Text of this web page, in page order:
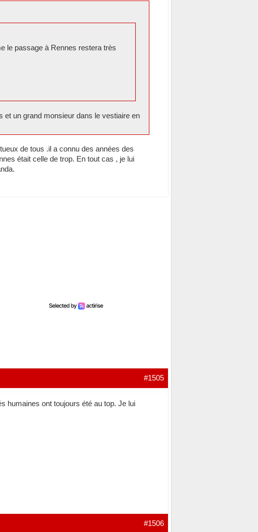
le passage à Rennes restera très
et un grand monsieur dans le vestiaire en
de tous .il a connu des années des
était celle de trop. En tout cas , je lui
#1505
humaines ont toujours été au top. Je lui
#1506